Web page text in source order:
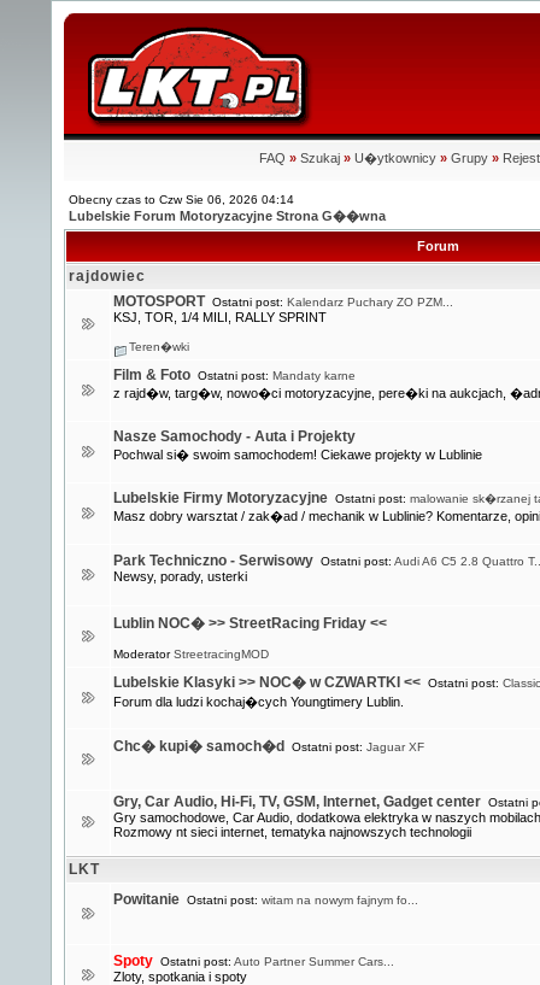
FAQ » Szukaj » U�ytkownicy » Grupy »
Obecny czas to Czw Sie 06, 2026 04:14
Lubelskie Forum Motoryzacyjne Strona G��wna
Forum
rajdowiec
MOTOSPORT Ostatni post: Kalendarz Puchary ZO PZM...
KSJ, TOR, 1/4 MILI, RALLY SPRINT
Teren�wki
Film & Foto Ostatni post: Mandaty karne
z rajd�w, targ�w, nowo�ci motoryzacyjne, pere�ki na aukcjach,
Nasze Samochody - Auta i Projekty
Pochwal si� swoim samochodem! Ciekawe projekty w Lublinie
Lubelskie Firmy Motoryzacyjne Ostatni post: malowanie sk�rzanej
Masz dobry warsztat / zak�ad / mechanik w Lublinie? Komentarze,
Park Techniczno - Serwisowy Ostatni post: Audi A6 C5 2.8 Quattro
Newsy, porady, usterki
Lublin NOC� >> StreetRacing Friday <<
ModeratorStreetracingMOD
Lubelskie Klasyki >> NOC� w CZWARTKI << Ostatni post:
Forum dla ludzi kochaj�cych Youngtimery Lublin.
Chc� kupi� samoch�d Ostatni post: Jaguar XF
Gry, Car Audio, Hi-Fi, TV, GSM, Internet, Gadget center Ostatni
Gry samochodowe, Car Audio, dodatkowa elektryka w naszych
Rozmowy nt sieci internet, tematyka najnowszych technologii
LKT
Powitanie Ostatni post: witam na nowym fajnym fo...
Spoty Ostatni post: Auto Partner Summer Cars...
Zloty, spotkania i spoty